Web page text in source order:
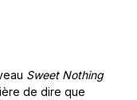
Sweet Nothing
de dire que